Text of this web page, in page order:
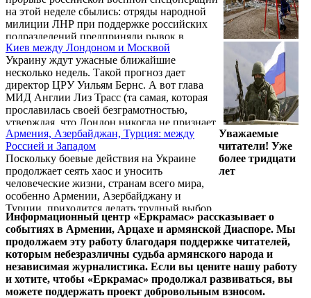
дескать, их время прошло.
на этой неделе сбылись: отряды народной
милиции ЛНР при поддержке российских
подразделений предприняли рывок в
направлении административной границы
ЛНР и уже вышли на эту границу,
освободив город Попасное. Следующим
будет освобожден город Лисичанск. На этой
неделе стало известно, что под контроль
российских войск перешел Змеиный
остров, а это значит, что Украина лишилась
возможности получать западные
вооружения по морскому п ...
Киев между Лондоном и Москвой
Украину ждут ужасные ближайшие
несколько недель. Такой прогноз дает
директор ЦРУ Уильям Бернс. А вот глава
МИД Англии Лиз Трасс (та самая, которая
прославилась своей безграмотностью,
утверждая, что Лондон никогда не признает
суверенитет России над Ростовской и
Воронежской областями) говорит, что, хотя
Европа сама пострадает от антироссийских
санкций, нельзя позволить Путину добиться
своих целей. И это совсем не честное
заявление, поскольку Путин, точнее, Россия
своих целей уже добились, и дальнейшее ...
Армения, Азербайджан, Турция: между
Россией и Западом
Поскольку боевые действия на Украине
продолжает сеять хаос и уносить
человеческие жизни, странам всего мира,
особенно Армении, Азербайджану и
Турции, приходится делать трудный выбор
в своей политике, публичных заявлениях и
голосовании в международных
организациях.
Уважаемые
читатели! Уже
более тридцати
лет
Информационный центр «Еркрамас» рассказывает о
событиях в Армении, Арцахе и армянской Диаспоре. Мы
продолжаем эту работу благодаря поддержке читателей,
которым небезразличны судьба армянского народа и
независимая журналистика. Если вы цените нашу работу
и хотите, чтобы «Еркрамас» продолжал развиваться, вы
можете поддержать проект добровольным взносом.